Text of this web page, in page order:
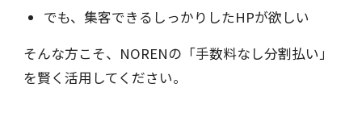
でも、集客できるしっかりしたHPが欲しい
そんな方こそ、NORENの「手数料なし分割払い」
を賢く活用してください。